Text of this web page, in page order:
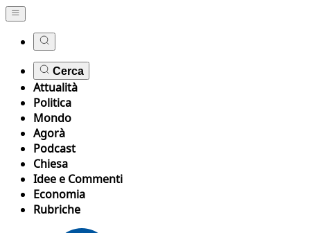
Cerca
Attualità
Politica
Mondo
Agorà
Podcast
Chiesa
Idee e Commenti
Economia
Rubriche